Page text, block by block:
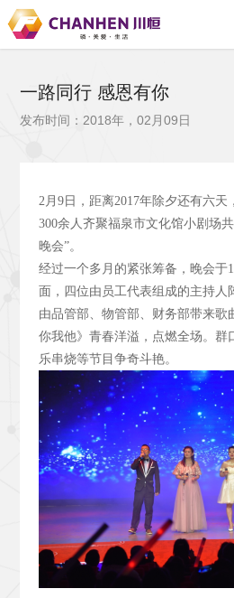
一路同行 感恩有你
发布时间：2018年，02月09日
2月9日，距离2017年除夕还有六天
300余人齐聚福泉市文化馆小剧场
晚会”。
经过一个多月的紧张筹备，晚会于
面，四位由员工代表组成的主持人
由品管部、物管部、财务部带来歌
你我他》青春洋溢，点燃全场。群
乐串烧等节目争奇斗艳。